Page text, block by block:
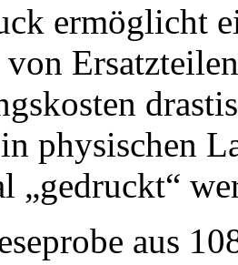
ermöglicht
physischen
„gedruckt“
aus